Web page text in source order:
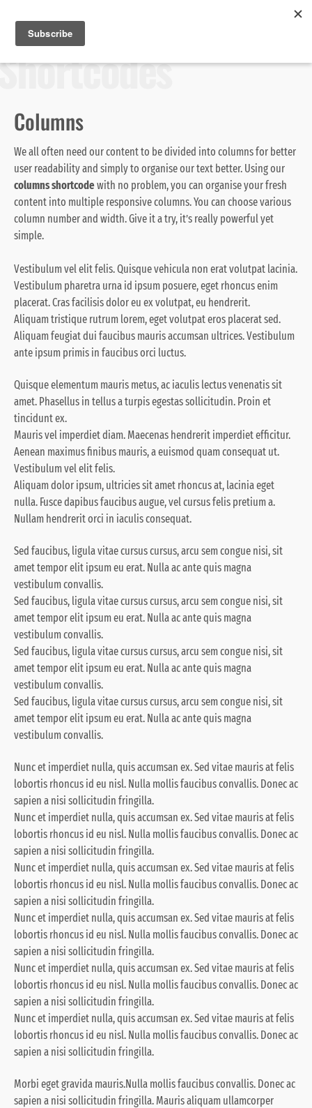
content
Bite-size Taiwanese
toggle
open/close
sidebar
Columns
We all often need our content to be divided into columns for better
user readability and simply to organise our text better. Using our
columns shortcodewith no problem, you can organise your fresh
content into multiple responsive columns. You can choose various
column number and width. Give it a try, it’s really powerful yet
simple.
Vestibulum vel elit felis. Quisque vehicula non erat volutpat lacinia.
Vestibulum pharetra urna id ipsum posuere, eget rhoncus enim
placerat. Cras facilisis dolor eu ex volutpat, eu hendrerit.
Aliquam tristique rutrum lorem, eget volutpat eros placerat sed.
Aliquam feugiat dui faucibus mauris accumsan ultrices. Vestibulum
ante ipsum primis in faucibus orci luctus.
Quisque elementum mauris metus, ac iaculis lectus venenatis sit
amet. Phasellus in tellus a turpis egestas sollicitudin. Proin et
tincidunt ex.
Mauris vel imperdiet diam. Maecenas hendrerit imperdiet efficitur.
Aenean maximus finibus mauris, a euismod quam consequat ut.
Vestibulum vel elit felis.
Aliquam dolor ipsum, ultricies sit amet rhoncus at, lacinia eget
nulla. Fusce dapibus faucibus augue, vel cursus felis pretium a.
Nullam hendrerit orci in iaculis consequat.
Sed faucibus, ligula vitae cursus cursus, arcu sem congue nisi, sit
amet tempor elit ipsum eu erat. Nulla ac ante quis magna
vestibulum convallis.
Sed faucibus, ligula vitae cursus cursus, arcu sem congue nisi, sit
amet tempor elit ipsum eu erat. Nulla ac ante quis magna
vestibulum convallis.
Sed faucibus, ligula vitae cursus cursus, arcu sem congue nisi, sit
amet tempor elit ipsum eu erat. Nulla ac ante quis magna
vestibulum convallis.
Sed faucibus, ligula vitae cursus cursus, arcu sem congue nisi, sit
amet tempor elit ipsum eu erat. Nulla ac ante quis magna
vestibulum convallis.
Nunc et imperdiet nulla, quis accumsan ex. Sed vitae mauris at felis
lobortis rhoncus id eu nisl. Nulla mollis faucibus convallis. Donec ac
sapien a nisi sollicitudin fringilla.
Nunc et imperdiet nulla, quis accumsan ex. Sed vitae mauris at felis
lobortis rhoncus id eu nisl. Nulla mollis faucibus convallis. Donec ac
sapien a nisi sollicitudin fringilla.
Nunc et imperdiet nulla, quis accumsan ex. Sed vitae mauris at felis
lobortis rhoncus id eu nisl. Nulla mollis faucibus convallis. Donec ac
sapien a nisi sollicitudin fringilla.
Nunc et imperdiet nulla, quis accumsan ex. Sed vitae mauris at felis
lobortis rhoncus id eu nisl. Nulla mollis faucibus convallis. Donec ac
sapien a nisi sollicitudin fringilla.
Nunc et imperdiet nulla, quis accumsan ex. Sed vitae mauris at felis
lobortis rhoncus id eu nisl. Nulla mollis faucibus convallis. Donec ac
sapien a nisi sollicitudin fringilla.
Nunc et imperdiet nulla, quis accumsan ex. Sed vitae mauris at felis
lobortis rhoncus id eu nisl. Nulla mollis faucibus convallis. Donec ac
sapien a nisi sollicitudin fringilla.
Morbi eget gravida mauris.Nulla mollis faucibus convallis. Donec ac
sapien a nisi sollicitudin fringilla. Mauris aliquam ullamcorper
Search